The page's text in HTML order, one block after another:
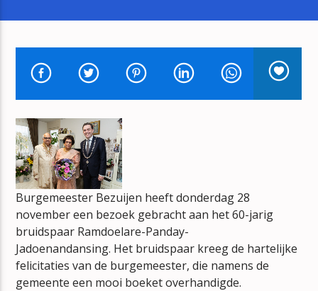
HUIDIG NUMMER
NO TITLES AVAILABLE
mz-radio
Burgemeester Bezuijen heeft donderdag 28
november een bezoek gebracht aan het 60-jarig
bruidspaar Ramdoelare-Panday-
Jadoenandansing. Het bruidspaar kreeg de hartelijke
felicitaties van de burgemeester, die namens de
gemeente een mooi boeket overhandigde.